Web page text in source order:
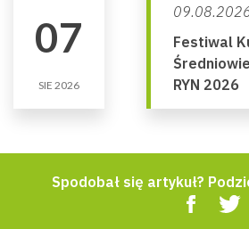
07
SIE 2026
Festiwal
RYN 2026
Spodobał się artykuł?